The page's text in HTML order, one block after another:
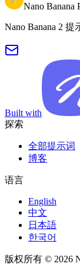
Nano Banana
Nano Banana 2
Built with
探索
全部提示词
博客
语言
English
中文
日本語
한국어
版权所有 © 2026